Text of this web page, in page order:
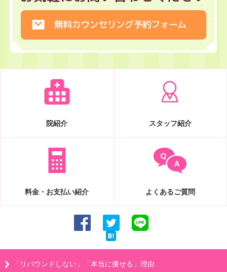
院紹介 スタッフ紹介
料金・お支払い紹介 よくあるご質問
「リバウンドしない」「本当に痩せる」理由